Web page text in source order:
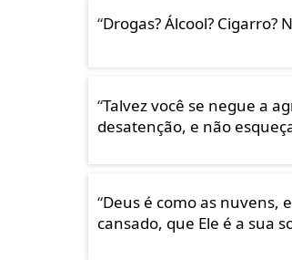
“Drogas? Álcool? Cigarro?
“Talvez você se negue a
desatenção, e não
“Deus é como as nuvens,
cansado, que Ele é a sua